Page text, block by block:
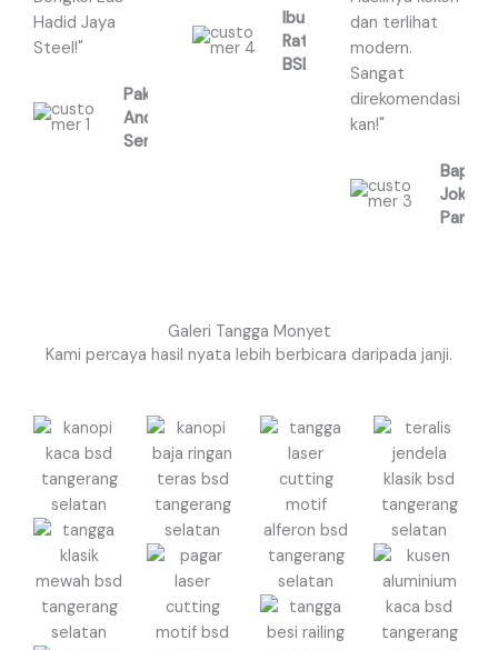
5
Hadid Jaya
Steel!"
Pak
Andi,
Serpong
Ibu
Ratna,
BSD
5
dan terlihat
modern.
Sangat
direkomendasi
kan!"
Bapak
Joko,
Galeri Tangga Monyet
Kami percaya hasil nyata lebih berbicara daripada janji.